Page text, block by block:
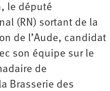
le député
(RN) sortant de la
de l’Aude, candidat
son équipe sur le
de
Brasserie des